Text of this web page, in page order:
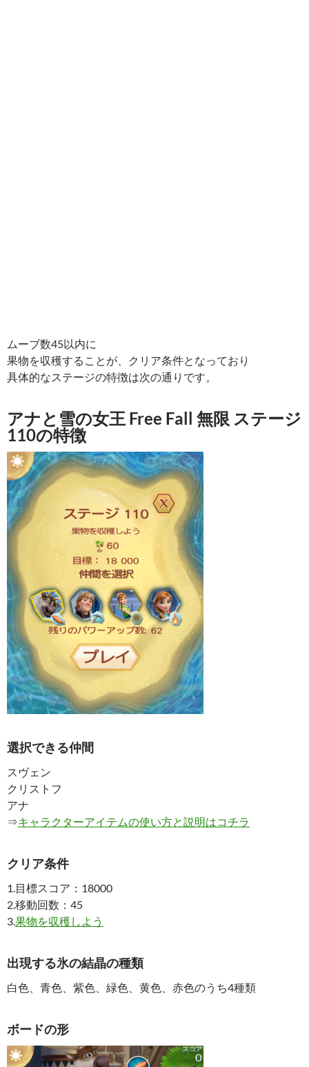
ムーブ数45以内に
果物を収穫することが、クリア条件となっており
具体的なステージの特徴は次の通りです。
アナと雪の女王 Free Fall 無限 ステージ
110の特徴
選択できる仲間
スヴェン
クリストフ
アナ
⇒キャラクターアイテムの使い方と説明はコチラ
クリア条件
1.目標スコア：18000
2.移動回数：45
3.果物を収穫しよう
出現する氷の結晶の種類
白色、青色、紫色、緑色、黄色、赤色のうち4種類
ボードの形